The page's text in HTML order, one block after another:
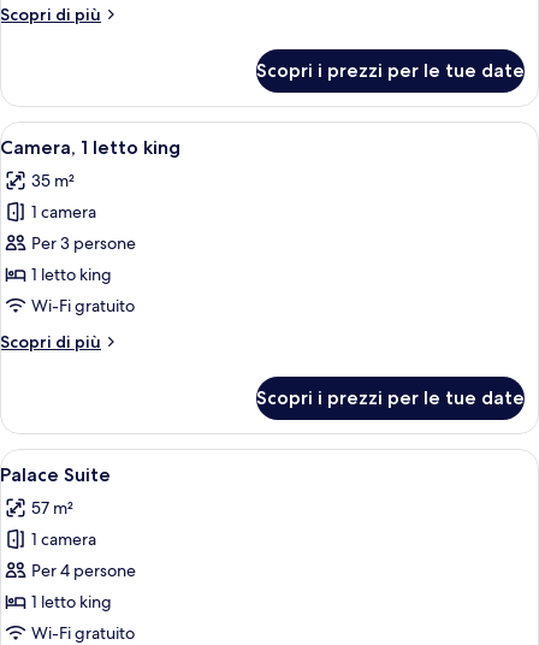
Room
King
Bed
Scopri di più
Altri
Neptuno
View
Room
King
Scopri i prezzi per le tue date
Apri
tutte
le
foto
per
Camera,
1
king
Una stanza con camino, un divano
8
Camera, 1 letto king
35 m²
1 camera
Per 3 persone
1 letto king
Wi-Fi gratuito
Scopri di più
Altri
1
letto
king
Scopri i prezzi per le tue date
Apri
tutte
le
foto
per
Palace
Suite
Una camera da letto con un letto,
15
Palace Suite
57 m²
1 camera
Per 4 persone
1 letto king
Wi-Fi gratuito